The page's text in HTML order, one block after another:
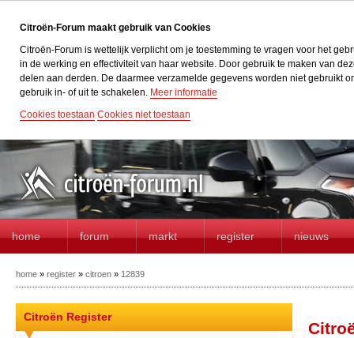
Citroën-Forum maakt gebruik van Cookies
Citroën-Forum is wettelijk verplicht om je toestemming te vragen voor het
in de werking en effectiviteit van haar website. Door gebruik te maken van
delen aan derden. De daarmee verzamelde gegevens worden niet gebruikt
gebruik in- of uit te schakelen. Meer informatie
Cookies toestaan Cookies niet toestaan
home forum markt register nieuws
home » register » citroen » 12839
Citroën Register